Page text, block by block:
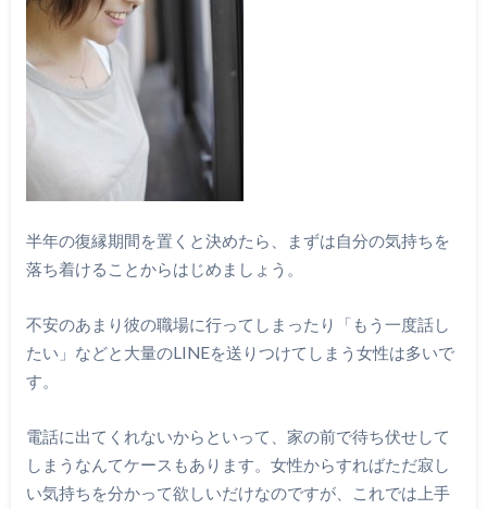
半年の復縁期間を置くと決めたら、まずは自分の気持ちを
落ち着けることからはじめましょう。
不安のあまり彼の職場に行ってしまったり「もう一度話し
たい」などと大量のLINEを送りつけてしまう女性は多いで
す。
電話に出てくれないからといって、家の前で待ち伏せして
しまうなんてケースもあります。女性からすればただ寂し
い気持ちを分かって欲しいだけなのですが、これでは上手